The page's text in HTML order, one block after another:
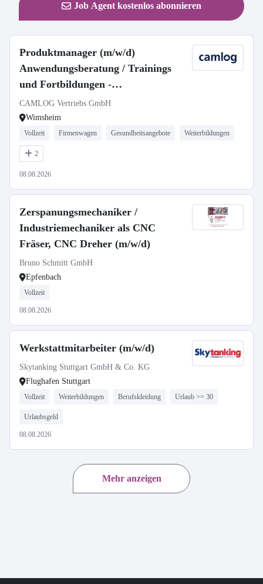
Job Agent kostenlos abonnieren
Produktmanager (m/w/d)
Anwendungsberatung / Trainings
und Fortbildungen -
Zahntechniker/-meister
CAMLOG Vertriebs GmbH
Wimsheim
Vollzeit Firmenwagen Gesundheitsangebote Weiterbildungen
2
08.08.2026
Zerspanungsmechaniker /
Industriemechaniker als CNC
Fräser, CNC Dreher (m/w/d)
Bruno Schmitt GmbH
Epfenbach
Vollzeit
08.08.2026
Werkstattmitarbeiter (m/w/d)
Skytanking Stuttgart GmbH & Co. KG
Flughafen Stuttgart
Vollzeit Weiterbildungen Berufskleidung Urlaub >= 30
Urlaubsgeld
08.08.2026
Mehr anzeigen